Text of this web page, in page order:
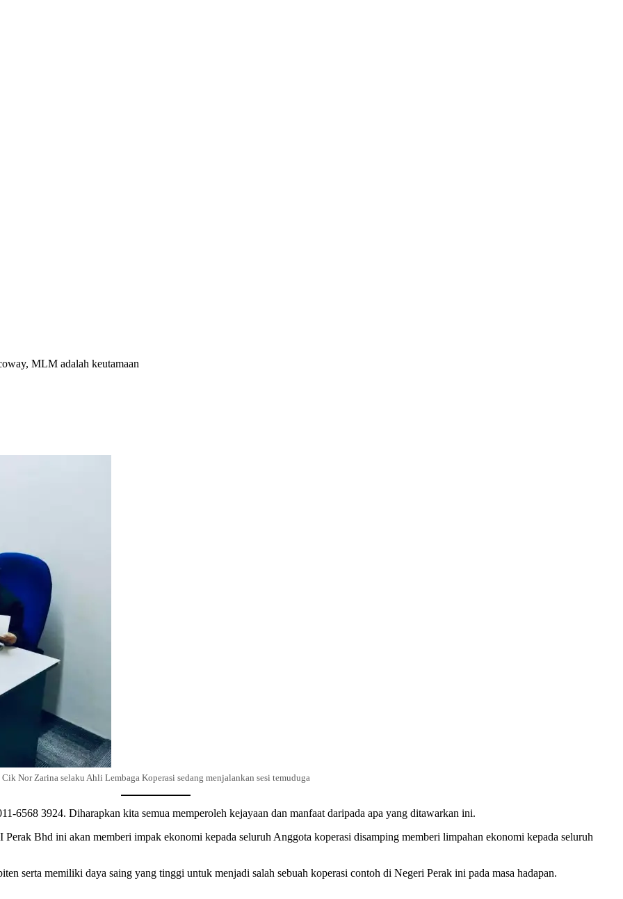
MLM adalah keutamaan
Cik Nor Zarina selaku Ahli Lembaga Koperasi sedang menjalankan sesi temuduga
6568 3924. Diharapkan kita semua memperoleh kejayaan dan manfaat daripada apa yang ditawarkan ini.
Bhd ini akan memberi impak ekonomi kepada seluruh Anggota koperasi disamping memberi limpahan ekonomi kepada seluruh
serta memiliki daya saing yang tinggi untuk menjadi salah sebuah koperasi contoh di Negeri Perak ini pada masa hadapan.